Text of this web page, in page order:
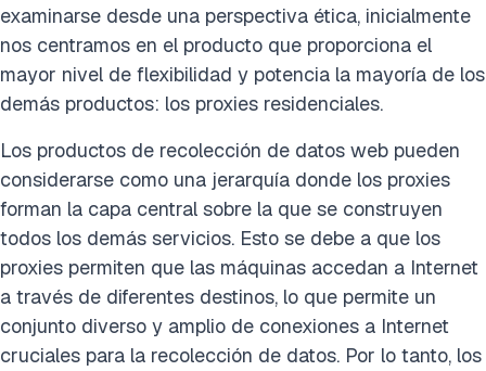
examinarse desde una perspectiva ética, inicialmente
nos centramos en el producto que proporciona el
mayor nivel de flexibilidad y potencia la mayoría de los
demás productos: los proxies residenciales.
Los productos de recolección de datos web pueden
considerarse como una jerarquía donde los proxies
forman la capa central sobre la que se construyen
todos los demás servicios. Esto se debe a que los
proxies permiten que las máquinas accedan a Internet
a través de diferentes destinos, lo que permite un
conjunto diverso y amplio de conexiones a Internet
cruciales para la recolección de datos. Por lo tanto, los